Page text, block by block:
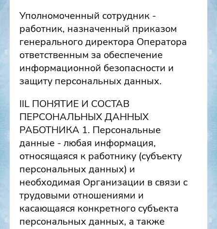
Уполномоченный сотрудник -
работник, назначенный приказом
генерального директора Оператора
ответственным за обеспечение
информационной безопасности и
защиту персональных данных.
IIL ПОНЯТИЕ И СОСТАВ
ПЕРСОНАЛЬНЫХ ДАННЫХ
РАБОТНИКА 1. Персональные
данные - любая информация,
относящаяся к работнику (субъекту
персональных данных) и
необходимая Организации в связи с
трудовыми отношениями и
касающаяся конкретного субъекта
персональных данных, а также